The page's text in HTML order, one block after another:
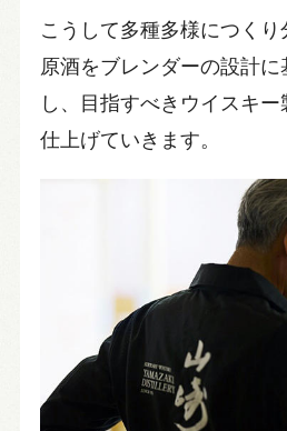
こうして多種多様につく
原酒をブレンダーの設計
し、目指すべきウイスキー
仕上げていきます。